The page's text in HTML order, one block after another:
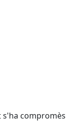
s'ha compromès